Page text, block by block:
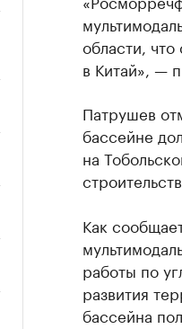
области,
в Китай», —
Патрушев
бассейне
на
Как
работы по
развития
бассейна